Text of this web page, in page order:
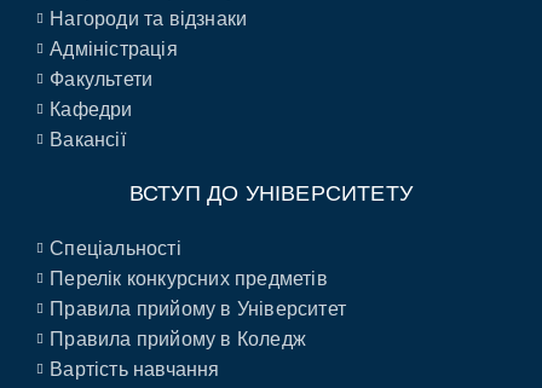
Нагороди та відзнаки
Адміністрація
Факультети
Кафедри
Вакансії
ВСТУП ДО УНІВЕРСИТЕТУ
Спеціальності
Перелік конкурсних предметів
Правила прийому в Університет
Правила прийому в Коледж
Вартість навчання